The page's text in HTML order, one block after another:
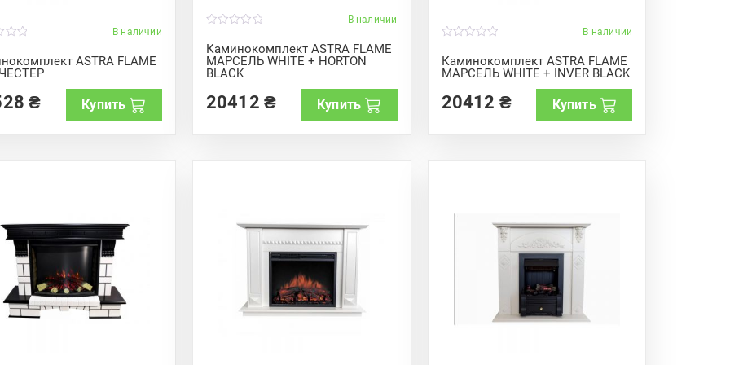
В наличии
ASTRA FLAME
₴ Купить
В наличии
Каминокомплект ASTRA FLAME
МАРСЕЛЬ WHITE + HORTON
BLACK
o
u
t
o
20412 ₴ Купить
В наличии
Каминокомплект ASTRA FLAME
МАРСЕЛЬ WHITE + INVER BLACK
o
u
t
f
5
20412 ₴ Купить